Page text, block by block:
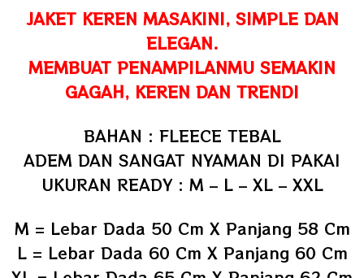
JAKET KEREN MASAKINI, SIMPLE DAN
ELEGAN.
MEMBUAT PENAMPILANMU SEMAKIN
GAGAH, KEREN DAN TRENDI
BAHAN : FLEECE TEBAL
ADEM DAN SANGAT NYAMAN DI PAKAI
UKURAN READY : M – L – XL – XXL
M = Lebar Dada 50 Cm X Panjang 58 Cm
L = Lebar Dada 60 Cm X Panjang 60 Cm